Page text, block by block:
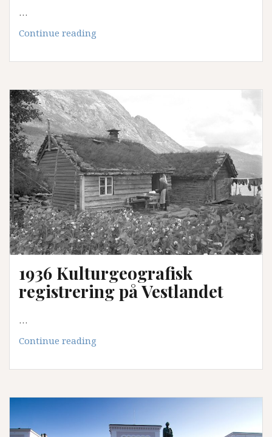
…
Continue reading
av
1936 Kulturgeografisk
registrering på Vestlandet
…
Continue reading
registrering
Vestlandet